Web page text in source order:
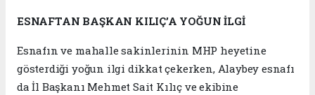
ESNAFTAN BAŞKAN KILIÇ’A YOĞUN İLGİ
Esnafın ve mahalle sakinlerinin MHP heyetine
gösterdiği yoğun ilgi dikkat çekerken, Alaybey esnafı
da İl Başkanı Mehmet Sait Kılıç ve ekibine